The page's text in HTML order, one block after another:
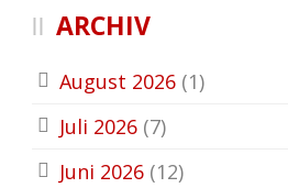
ARCHIV
August 2026 (1)
Juli 2026 (7)
Juni 2026 (12)